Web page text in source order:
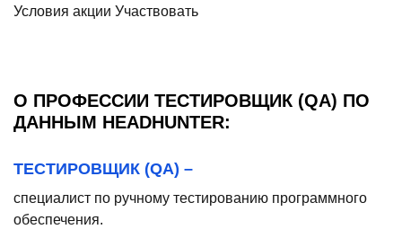
Условия акции Участвовать
О ПРОФЕССИИ ТЕСТИРОВЩИК (QA) ПО
ДАННЫМ HEADHUNTER:
ТЕСТИРОВЩИК (QA) –
специалист по ручному тестированию программного
обеспечения.